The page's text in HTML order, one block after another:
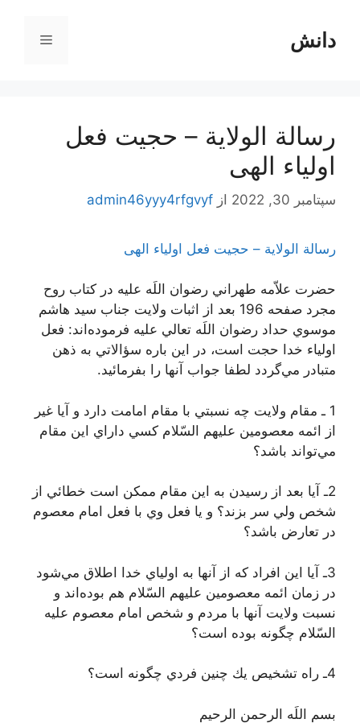
محتوادانش فهرست
رسالة الولایة – حجیت فعل
اولیاء الهی
سپتامبر 30, 2022 از admin46yyy4rfgvyf
رسالة الولایة – حجیت فعل اولیاء الهی
حضرت علاّمه طهراني رضوان اللَه عليه در كتاب روح
مجرد صفحه 196 بعد از اثبات ولايت جناب سيد هاشم
موسوي حداد رضوان اللَه تعالي عليه فرموده‌اند: فعل
اولياء خدا حجت است، در اين باره سؤالاتي به ذهن
متبادر مي‌گردد لطفا جواب آنها را بفرمائيد.
1 ـ مقام ولايت چه نسبتي با مقام امامت دارد و آيا غير
از ائمه معصومين عليهم السّلام كسي داراي اين مقام
مي‌تواند باشد؟
2ـ آيا بعد از رسيدن به اين مقام ممكن است خطائي از
شخص ولي سر بزند؟ و يا فعل وي با فعل امام معصوم
در تعارض باشد؟
3ـ آيا اين افراد كه از آنها به اولياي خدا اطلاق مي‌شود
در زمان ائمه معصومين عليهم السّلام هم بوده‌اند و
نسبت ولايت آنها با مردم و شخص امام معصوم عليه
السّلام چگونه بوده است؟
4ـ راه تشخيص يك چنين فردي چگونه است؟
بسم اللَه الرحمن الرحیم